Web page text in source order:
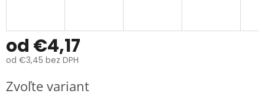
od €4,17
od €3,45 bez DPH
cena:
Zvoľte variant